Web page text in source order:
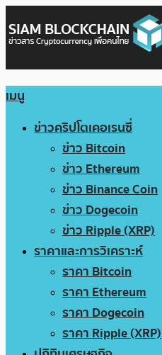
เมนู
ข่าวคริปโตเคอเรนซี่
ข่าว Bitcoin
ข่าว Ethereum
ข่าว Binance Coin
ข่าว Dogecoin
ข่าว Ripple (XRP)
ราคาและการวิเคราะห์
ราคา Bitcoin
ราคา Ethereum
ราคา Dogecoin
ราคา Ripple (XRP)